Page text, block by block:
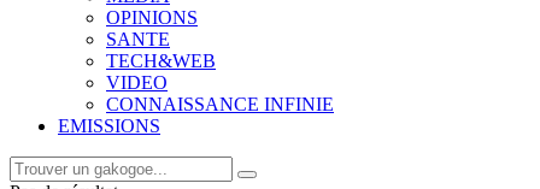
OPINIONS
SANTE
TECH&WEB
VIDEO
CONNAISSANCE INFINIE
EMISSIONS